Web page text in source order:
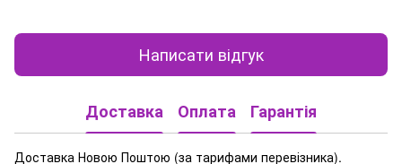
Написати відгук
Доставка Оплата Гарантія
Доставка Новою Поштою (за тарифами перевізника).